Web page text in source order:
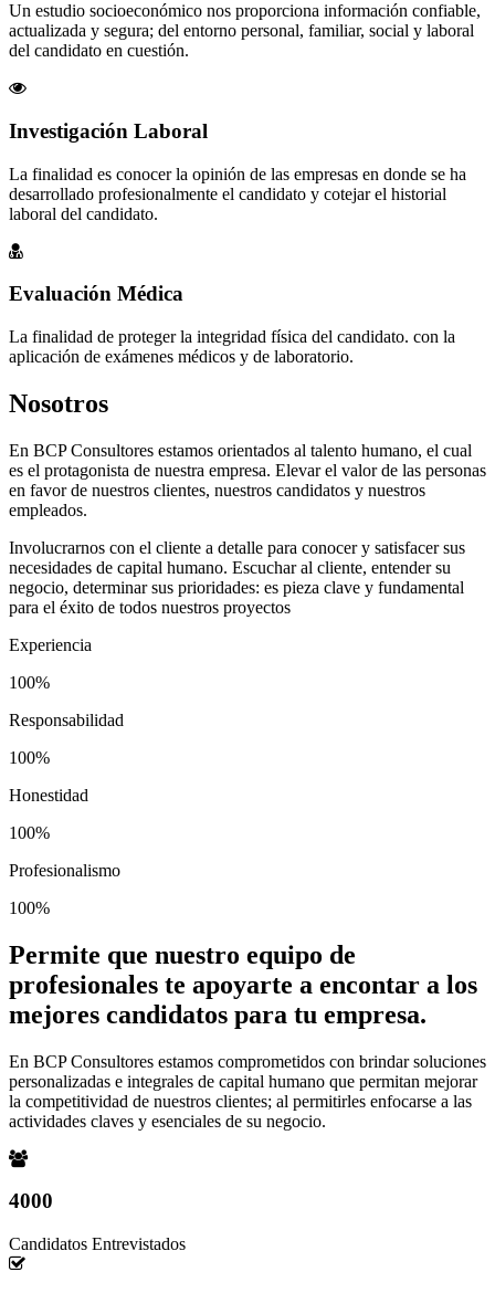
Un estudio socioeconómico nos proporciona información confiable,
actualizada y segura; del entorno personal, familiar, social y laboral
del candidato en cuestión.
Investigación Laboral
La finalidad es conocer la opinión de las empresas en donde se ha
desarrollado profesionalmente el candidato y cotejar el historial
laboral del candidato.
Evaluación Médica
La finalidad de proteger la integridad física del candidato. con la
aplicación de exámenes médicos y de laboratorio.
Nosotros
En BCP Consultores estamos orientados al talento humano, el cual
es el protagonista de nuestra empresa. Elevar el valor de las personas
en favor de nuestros clientes, nuestros candidatos y nuestros
empleados.
Involucrarnos con el cliente a detalle para conocer y satisfacer sus
necesidades de capital humano. Escuchar al cliente, entender su
negocio, determinar sus prioridades: es pieza clave y fundamental
para el éxito de todos nuestros proyectos
Experiencia
100%
Responsabilidad
100%
Honestidad
100%
Profesionalismo
100%
Permite que nuestro equipo de
profesionales te apoyarte a encontar a los
mejores candidatos para tu empresa.
En BCP Consultores estamos comprometidos con brindar soluciones
personalizadas e integrales de capital humano que permitan mejorar
la competitividad de nuestros clientes; al permitirles enfocarse a las
actividades claves y esenciales de su negocio.
4000
Candidatos Entrevistados